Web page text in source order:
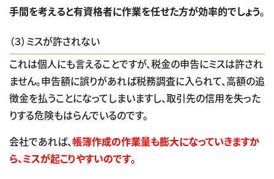
手間を考えると有資格者に作業を任せた方が効率的でしょう。
（３）ミスが許されない
これは個人にも言えることですが、税金の申告にミスは許され
ません。申告額に誤りがあれば税務調査に入られて、高額の追
徴金を払うことになってしまいますし、取引先の信用を失った
りする危険もはらんでいるのです。
会社であれば、帳簿作成の作業量も膨大になっていきますか
ら、ミスが起こりやすいのです。